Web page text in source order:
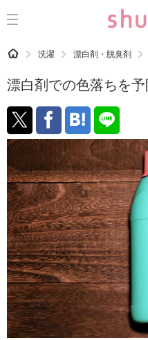
CATEGORY 記事カテゴリ
洗濯
生活の知恵
お金
掃除
マナー
趣味
食材辞典
おすすめ
HOME 洗濯 漂白剤・脱臭剤
漂白剤での色落ちを